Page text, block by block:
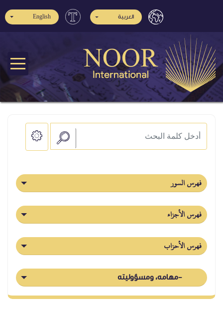
العربية English
فهرس السور
فهرس الأجزاء
فهرس الأحزاب
-مهامه، ومسؤوليته